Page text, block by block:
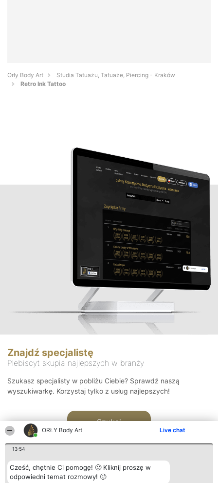
ORŁY Body Art Live chat
13:54
Cześć, chętnie Ci pomogę! 🙂 Kliknij proszę w
odpowiedni temat rozmowy! 🙂
Orły Body Art
Studia Tatuażu, Tatuaże, Piercing - Kraków
Retro Ink Tattoo
Znajdź specjalistę
Plebiscyt skupia najlepszych w branży
Szukasz specjalisty w pobliżu Ciebie? Sprawdź naszą
wyszukiwarkę. Korzystaj tylko z usług najlepszych!
Szukaj